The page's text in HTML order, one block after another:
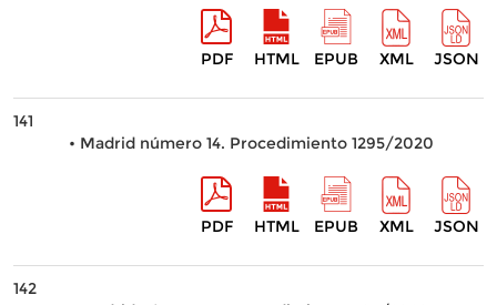
PDF HTML EPUB XML JSON
141
• Madrid número 14. Procedimiento 1295/2020
PDF HTML EPUB XML JSON
142